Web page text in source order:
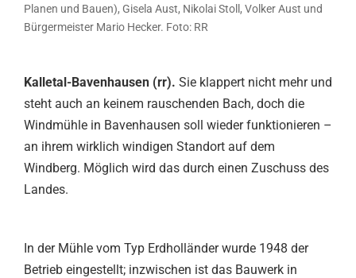
Planen und Bauen), Gisela Aust, Nikolai Stoll, Volker Aust und
Bürgermeister Mario Hecker. Foto: RR
Kalletal-Bavenhausen (rr). Sie klappert nicht mehr und
steht auch an keinem rauschenden Bach, doch die
Windmühle in Bavenhausen soll wieder funktionieren –
an ihrem wirklich windigen Standort auf dem
Windberg. Möglich wird das durch einen Zuschuss des
Landes.
In der Mühle vom Typ Erdholländer wurde 1948 der
Betrieb eingestellt; inzwischen ist das Bauwerk in